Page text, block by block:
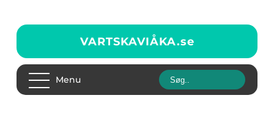
VARTSKAVIÅKA.se
Menu